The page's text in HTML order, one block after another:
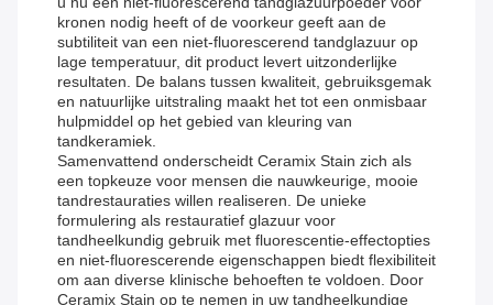
kronen nodig heeft of de voorkeur geeft aan de
subtiliteit van een niet-fluorescerend tandglazuur op
lage temperatuur, dit product levert uitzonderlijke
resultaten. De balans tussen kwaliteit, gebruiksgemak
en natuurlijke uitstraling maakt het tot een onmisbaar
hulpmiddel op het gebied van kleuring van
tandkeramiek.
Samenvattend onderscheidt Ceramix Stain zich als
een topkeuze voor mensen die nauwkeurige, mooie
tandrestauraties willen realiseren. De unieke
formulering als restauratief glazuur voor
tandheelkundig gebruik met fluorescentie-effectopties
en niet-fluorescerende eigenschappen biedt flexibiliteit
om aan diverse klinische behoeften te voldoen. Door
Ceramix Stain op te nemen in uw tandheelkundige